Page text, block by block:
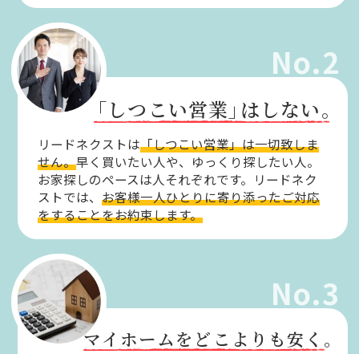
No.2
「しつこい営業」はしない。
リードネクストは「しつこい営業」は一切致しま
せん。早く買いたい人や、ゆっくり探したい人。
お家探しのペースは人それぞれです。リードネク
ストでは、お客様一人ひとりに寄り添ったご対応
をすることをお約束します。
No.3
マイホームをどこよりも安く。